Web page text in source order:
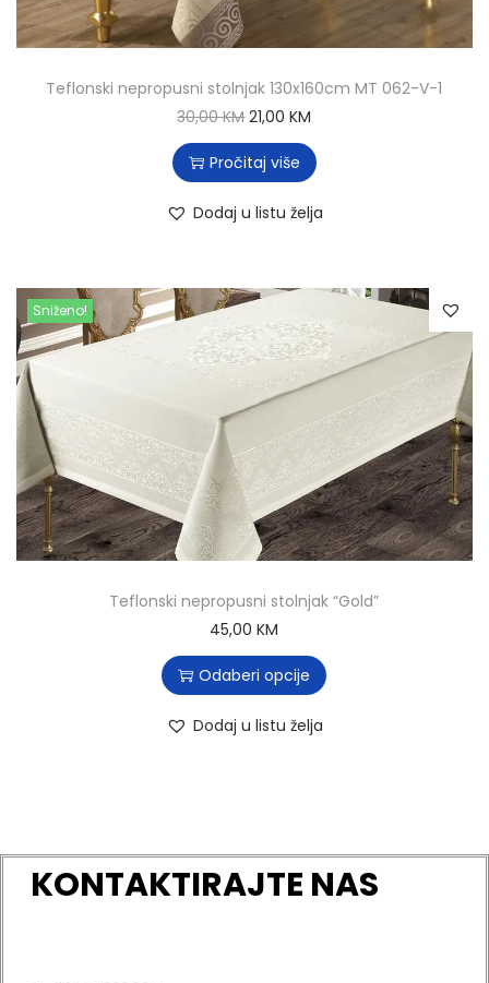
Teflonski nepropusni stolnjak 130x160cm MT 062-V-1
30,00KM 21,00KM
Pročitaj više
Dodaj u listu želja
Sniženo!
Teflonski nepropusni stolnjak “Gold”
45,00KM
Odaberi opcije
Dodaj u listu želja
KONTAKTIRAJTE NAS